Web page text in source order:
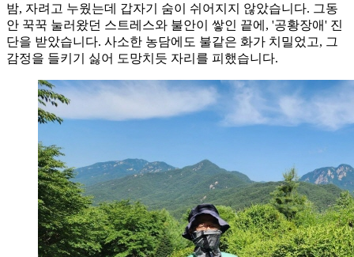
밤, 자려고 누웠는데 갑자기 숨이 쉬어지지 않았습니다. 그동
안 꾹꾹 눌러왔던 스트레스와 불안이 쌓인 끝에, '공황장애' 진
단을 받았습니다. 사소한 농담에도 불같은 화가 치밀었고, 그
감정을 들키기 싫어 도망치듯 자리를 피했습니다.